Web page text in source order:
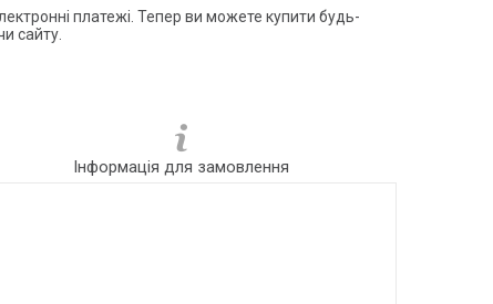
платежі. Тепер ви можете купити будь-
сайту.
Інформація для замовлення